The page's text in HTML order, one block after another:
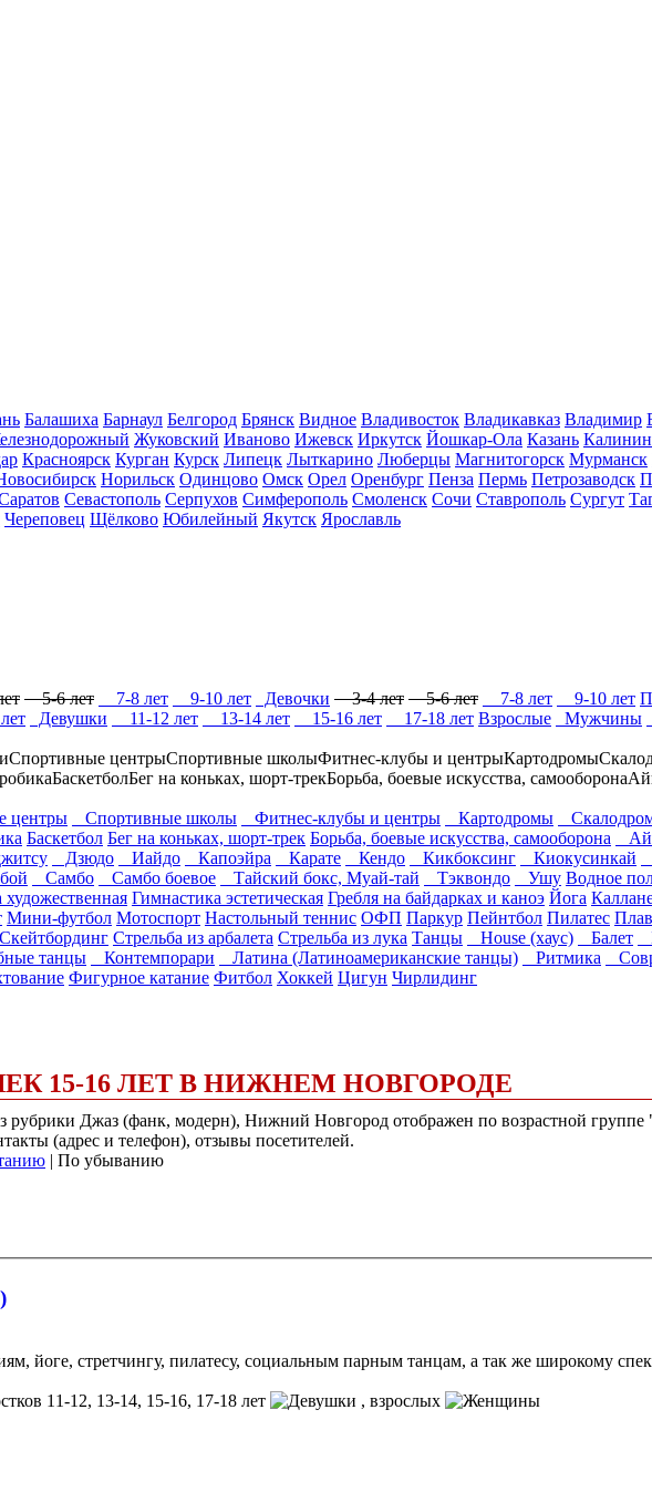
Балашиха Барнаул Белгород Брянск Видное Владивосток Владикавказ Владимир
Жуковский Иваново Ижевск Иркутск Йошкар-Ола Казань
Красноярск Курган Курск Липецк Лыткарино Люберцы Магнитогорск Мурманск
Норильск Одинцово Омск Орел Оренбург Пенза Пермь Петрозаводск
Севастополь Серпухов Симферополь Смоленск Сочи Ставрополь Сургут
Череповец Щёлково Юбилейный Якутск Ярославль
5-6 лет 7-8 лет 9-10 лет Девочки 3-4 лет 5-6 лет 7-8 лет 9-10 лет
Девушки 11-12 лет 13-14 лет 15-16 лет 17-18 лет Взрослые Мужчины
Спортивные центрыСпортивные школыФитнес-клубы и центрыКартодромы
БаскетболБег на коньках, шорт-трекБорьба, боевые искусства, самооборона
центры Спортивные школы Фитнес-клубы и центры Картодромы
Баскетбол Бег на коньках, шорт-трек Борьба, боевые искусства, самооборона
Дзюдо Иайдо Капоэйра Карате Кендо Кикбоксинг Киокусинкай
Самбо Самбо боевое Тайский бокс, Муай-тай Тэквондо Ушу Водное
Гимнастика эстетическая Гребля на байдарках и каноэ Йога
Мини-футбол Мотоспорт Настольный теннис ОФП Паркур Пейнтбол Пилатес
Скейтбординг Стрельба из арбалета Стрельба из лука Танцы House (хаус) Балет
танцы Контемпорари Латина (Латиноамериканские танцы) Ритмика
Фигурное катание Фитбол Хоккей Цигун Чирлидинг
15-16 ЛЕТ В НИЖНЕМ НОВГОРОДЕ
рубрики Джаз (фанк, модерн), Нижний Новгород отображен по возрастной
(адрес и телефон), отзывы посетителей.
| По убыванию
йоге, стретчингу, пилатесу, социальным парным танцам, а так же широкому
11-12, 13-14, 15-16, 17-18 лет , взрослых